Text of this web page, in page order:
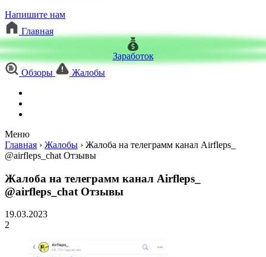
Напишите нам
Главная
Заработок
Обзоры
Жалобы
Меню
Главная › Жалобы › Жалоба на телеграмм канал Airfleps_
@airfleps_chat Отзывы
Жалоба на телеграмм канал Airfleps_
@airfleps_chat Отзывы
19.03.2023
2